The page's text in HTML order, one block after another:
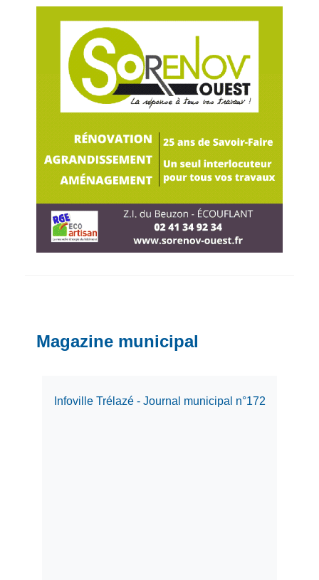
Magazine municipal
Infoville Trélazé - Journal municipal n°172